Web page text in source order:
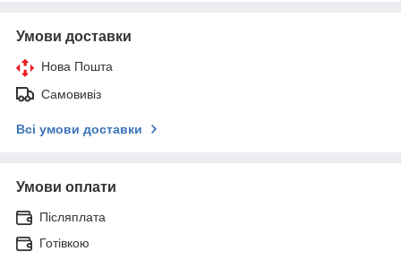
Умови доставки
Нова Пошта
Самовивіз
Всі умови доставки
Умови оплати
Післяплата
Готівкою